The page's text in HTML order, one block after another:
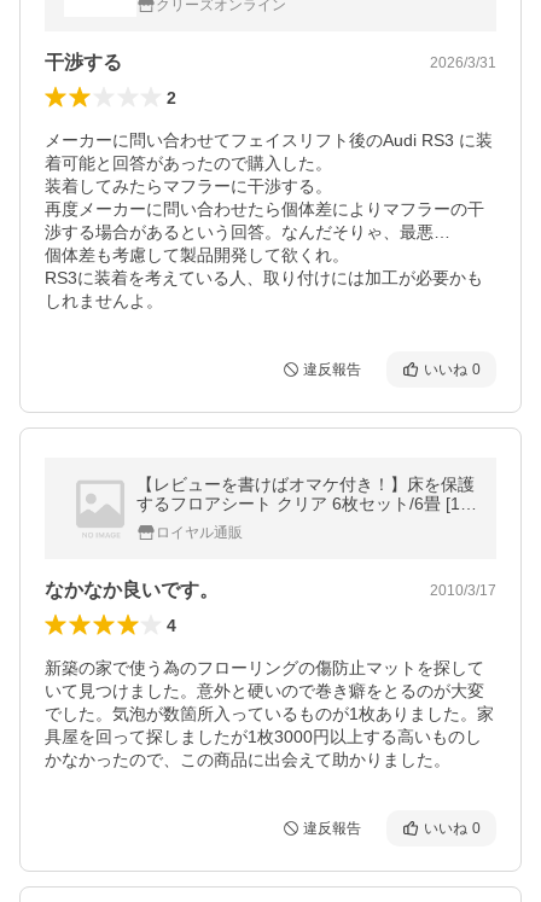
クリーズオンライン
干渉する 2026/3/31
2
メーカーに問い合わせてフェイスリフト後のAudi RS3 に装
着可能と回答があったので購入した。
装着してみたらマフラーに干渉する。
再度メーカーに問い合わせたら個体差によりマフラーの干
渉する場合があるという回答。なんだそりゃ、最悪…
個体差も考慮して製品開発して欲くれ。
RS3に装着を考えている人、取り付けには加工が必要かも
しれませんよ。
違反報告 いいね 0
【レビューを書けばオマケ付き！】床を保護
するフロアシート クリア 6枚セット/6畳 [18
0×91cm、厚さ1.5mm]
ロイヤル通販
なかなか良いです。 2010/3/17
4
新築の家で使う為のフローリングの傷防止マットを探して
いて見つけました。意外と硬いので巻き癖をとるのが大変
でした。気泡が数箇所入っているものが1枚ありました。家
具屋を回って探しましたが1枚3000円以上する高いものし
かなかったので、この商品に出会えて助かりました。
違反報告 いいね 0